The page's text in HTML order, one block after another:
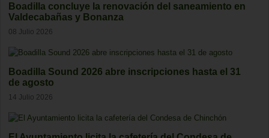
Boadilla concluye la renovación del saneamiento en
Valdecabañas y Bonanza
08 Julio 2026
Boadilla Sound 2026 abre inscripciones hasta el 31
de agosto
14 Julio 2026